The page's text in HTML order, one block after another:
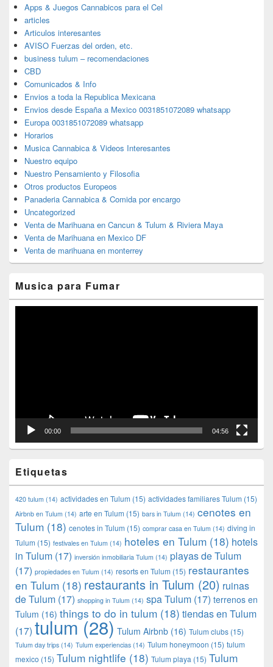
Apps & Juegos Cannabicos para el Cel
articles
Articulos interesantes
AVISO Fuerzas del orden, etc.
business tulum – recomendaciones
CBD
Comunicados & Info
Envios a toda la Republica Mexicana
Envios desde España a Mexico 0031851072089 whatsapp
Europa 0031851072089 whatsapp
Horarios
Musica Cannabica & Videos Interesantes
Nuestro equipo
Nuestro Pensamiento y Filosofia
Otros productos Europeos
Panaderia Cannabica & Comida por encargo
Uncategorized
Venta de Marihuana en Cancun & Tulum & Riviera Maya
Venta de Marihuana en Mexico DF
Venta de marihuana en monterrey
Musica para Fumar
00:00 04:56
Etiquetas
420 tulum (14) actividades en Tulum (15) actividades familiares Tulum (15)
Airbnb en Tulum (14) arte en Tulum (15) bars in Tulum (14) cenotes en
Tulum (18) cenotes in Tulum (15) comprar casa en Tulum (14) diving in
Tulum (15) festivales en Tulum (14) hoteles en Tulum (18) hotels
in Tulum (17) inversión inmobiliaria Tulum (14) playas de Tulum
(17) propiedades en Tulum (14) resorts en Tulum (15) restaurantes
en Tulum (18) restaurants in Tulum (20) ruinas
de Tulum (17) shopping in Tulum (14) spa Tulum (17) terrenos en
Tulum (16) things to do in tulum (18) tiendas en Tulum
(17) tulum(28) Tulum Airbnb (16) Tulum clubs (15)
Tulum day trips (14) Tulum experiencias (14) Tulum honeymoon (15) tulum
mexico (15) Tulum nightlife (18) Tulum playa (15) Tulum